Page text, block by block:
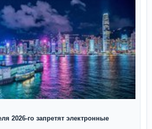
2026‑го запретят электронные